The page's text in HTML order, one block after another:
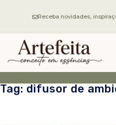
Receba novidades,
Tag: difusor de